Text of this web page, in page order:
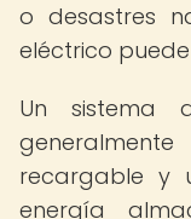
o desastres
eléctrico
Un sistema
recargable y
energía